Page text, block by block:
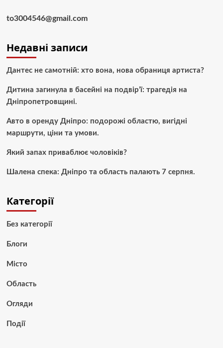
to3004546@gmail.com
Недавні записи
Дантес не самотній: хто вона, нова обраниця артиста?
Дитина загинула в басейні на подвір’ї: трагедія на
Дніпропетровщині.
Авто в оренду Дніпро: подорожі областю, вигідні
маршрути, ціни та умови.
Який запах приваблює чоловіків?
Шалена спека: Дніпро та область палають 7 серпня.
Категорії
Без категорії
Блоги
Місто
Область
Огляди
Події